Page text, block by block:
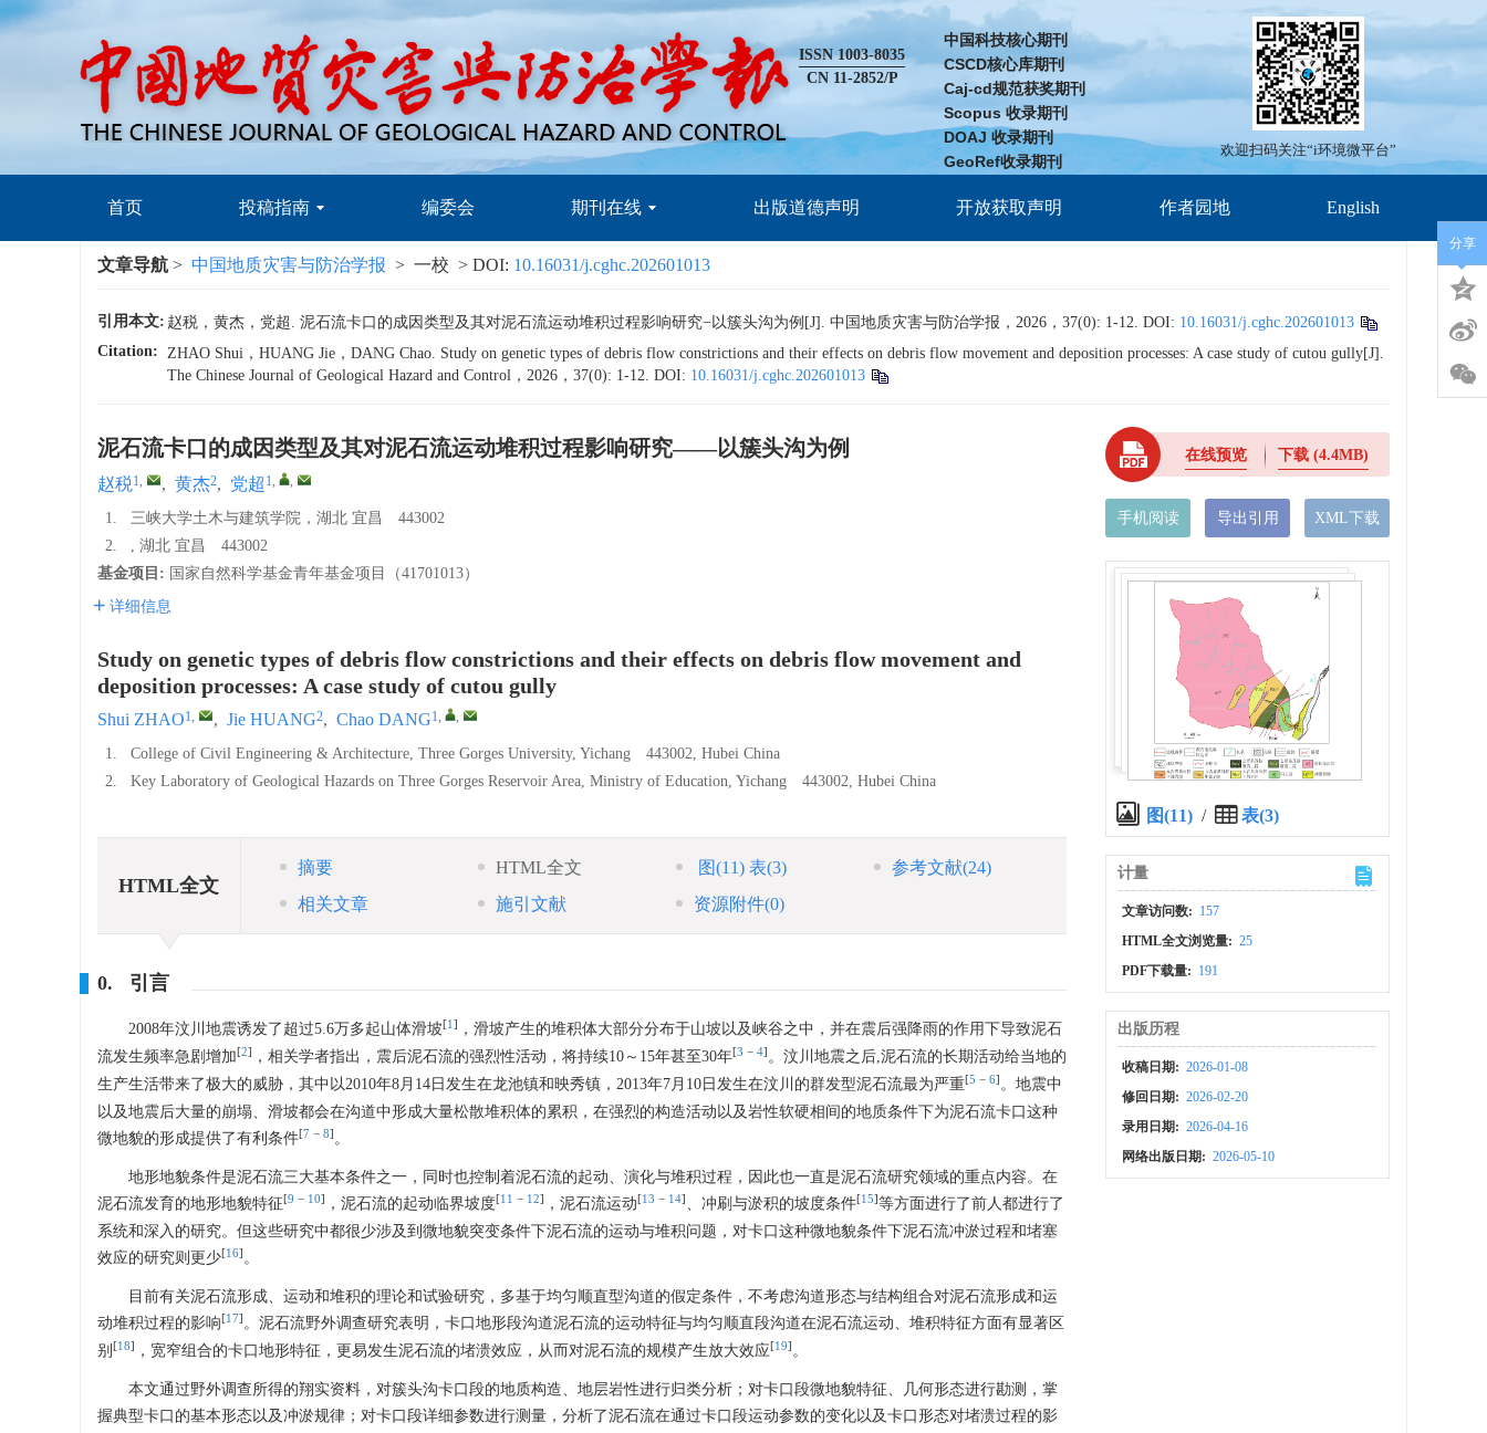
ISSN 1003-8035
CN 11-2852/P
中国科技核心期刊
CSCD核心库期刊
Caj-cd规范获奖期刊
Scopus 收录期刊
DOAJ 收录期刊
GeoRef收录期刊
欢迎扫码关注“i环境微平台”
首页 投稿指南 编委会 期刊在线 出版道德声明 开放获取声明 作者园地 English
文章导航 > 中国地质灾害与防治学报 > 一校 > DOI: 10.16031/j.cghc.202601013
引用本文: 赵税，黄杰，党超. 泥石流卡口的成因类型及其对泥石流运动堆积过程影响研究−以簇头沟为例[J]. 中国地质灾害与防治学报，2026，37(0): 1-12. DOI: 10.16031/j.cghc.202601013
Citation: ZHAO Shui，HUANG Jie，DANG Chao. Study on genetic types of debris flow constrictions and their effects on debris flow movement and deposition processes: A case study of cutou gully[J].
The Chinese Journal of Geological Hazard and Control，2026，37(0): 1-12. DOI: 10.16031/j.cghc.202601013
泥石流卡口的成因类型及其对泥石流运动堆积过程影响研究——以簇头沟为例
赵税1, , 黄杰2, 党超 1, ,
1.
三峡大学土木与建筑学院，湖北 宜昌 443002
2.
, 湖北 宜昌 443002
基金项目: 国家自然科学基金青年基金项目（41701013）
详细信息
Study on genetic types of debris flow constrictions and their effects on debris flow movement and
deposition processes: A case study of cutou gully
Shui ZHAO1, , Jie HUANG2, Chao DANG1, ,
1.
College of Civil Engineering & Architecture, Three Gorges University, Yichang 443002, Hubei China
2.
Key Laboratory of Geological Hazards on Three Gorges Reservoir Area, Ministry of Education, Yichang 443002, Hubei China
HTML全文
摘要 HTML全文 图(11) 表(3) 参考文献(24)
相关文章
施引文献 资源附件(0)
0. 引言
2008年汶川地震诱发了超过5.6万多起山体滑坡[1 ]
，滑坡产生的堆积体大部分分布于山坡以及峡谷之中，并在震后强降雨的作用下导致泥石
流发生频率急剧增加[2] ，相关学者指出，震后泥石流的强烈性活动，将持续10～15年甚至30年[3 − 4] 。汶川地震之后,泥石流的长期活动给当地的
生产生活带来了极大的威胁，其中以2010年8月14日发生在龙池镇和映秀镇，2013年7月10日发生在汶川的群发型泥石流最为严重[5 − 6] 。地震中
以及地震后大量的崩塌、滑坡都会在沟道中形成大量松散堆积体的累积，在强烈的构造活动以及岩性软硬相间的地质条件下为泥石流卡口这种
微地貌的形成提供了有利条件[7 − 8] 。
地形地貌条件是泥石流三大基本条件之一，同时也控制着泥石流的起动、演化与堆积过程，因此也一直是泥石流研究领域的重点内容。在
泥石流发育的地形地貌特征[9 − 10] ，泥石流的起动临界坡度[11 − 12] ，泥石流运动[13 − 14] 、冲刷与淤积的坡度条件[15]等方面进行了前人都进行了
系统和深入的研究。但这些研究中都很少涉及到微地貌突变条件下泥石流的运动与堆积问题，对卡口这种微地貌条件下泥石流冲淤过程和堵塞
效应的研究则更少[16] 。
目前有关泥石流形成、运动和堆积的理论和试验研究，多基于均匀顺直型沟道的假定条件，不考虑沟道形态与结构组合对泥石流形成和运
动堆积过程的影响[17] 。泥石流野外调查研究表明，卡口地形段沟道泥石流的运动特征与均匀顺直段沟道在泥石流运动、堆积特征方面有显著区
别 [18] ，宽窄组合的卡口地形特征，更易发生泥石流的堵溃效应，从而对泥石流的规模产生放大效应[19] 。
本文通过野外调查所得的翔实资料，对簇头沟卡口段的地质构造、地层岩性进行归类分析；对卡口段微地貌特征、几何形态进行勘测，掌
握典型卡口的基本形态以及冲淤规律；对卡口段详细参数进行测量，分析了泥石流在通过卡口段运动参数的变化以及卡口形态对堵溃过程的影
在线预览 下载(4.4MB)
手机阅读 导出引用 XML下载
图(11) / 表(3)
计量
文章访问数: 157
HTML全文浏览量: 25
PDF下载量: 191
出版历程
收稿日期: 2026-01-08
修回日期: 2026-02-20
录用日期: 2026-04-16
网络出版日期: 2026-05-10
分享